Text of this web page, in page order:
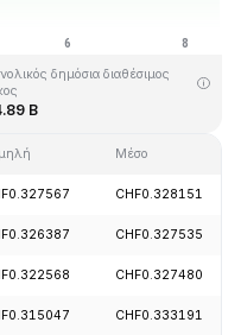
δημόσια διαθέσιμος
B
Μέσο
CHF0.328151
CHF0.327535
CHF0.327480
CHF0.333191